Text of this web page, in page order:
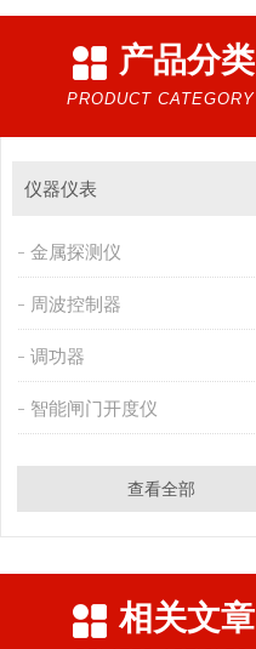
产品分类
PRODUCT CATEGORY
仪器仪表
金属探测仪
周波控制器
调功器
智能闸门开度仪
查看全部
相关文章